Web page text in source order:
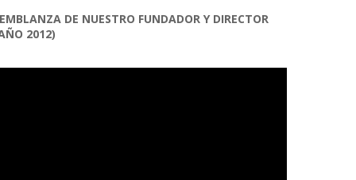
DE NUESTRO FUNDADOR Y DIRECTOR
2012)